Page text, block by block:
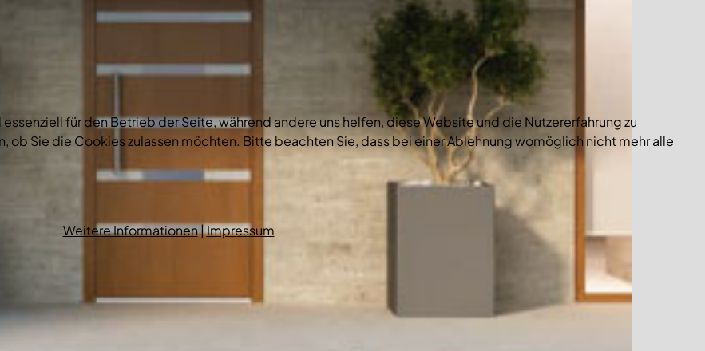
für den Betrieb der Seite, während andere uns helfen, diese Website und die Nutzererfahrung zu
ob Sie die Cookies zulassen möchten. Bitte beachten Sie, dass bei einer Ablehnung womöglich nicht mehr alle
Weitere Informationen|Impressum